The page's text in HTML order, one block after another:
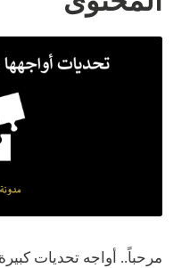
مرحباً.. أواجه تحديات